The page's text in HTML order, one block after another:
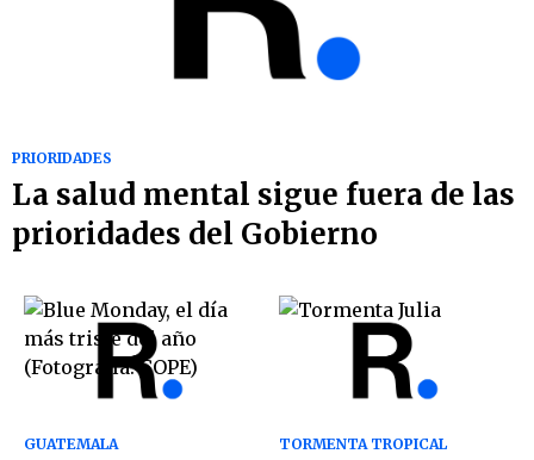
PRIORIDADES
La salud mental sigue fuera de las
prioridades del Gobierno
GUATEMALA TORMENTA TROPICAL